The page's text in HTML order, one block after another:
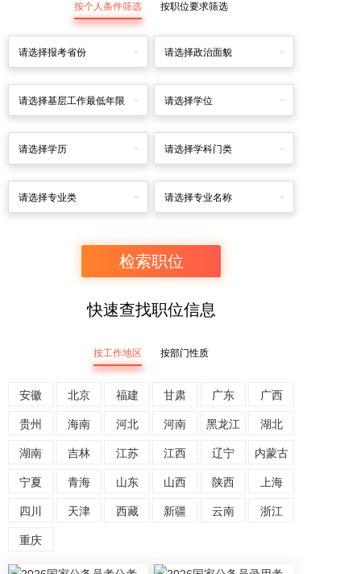
按个人条件筛选 按职位要求筛选
请选择报考省份 请选择政治面貌
请选择基层工作最低年限 请选择学位
请选择学历 请选择学科门类
请选择专业类 请选择专业名称
快速查找职位信息
按工作地区 按部门性质
安徽 北京 福建 甘肃 广东 广西
贵州 海南 河北 河南 黑龙江 湖北
湖南 吉林 江苏 江西 辽宁 内蒙古
宁夏 青海 山东 山西 陕西 上海
四川 天津 西藏 新疆 云南 浙江
重庆